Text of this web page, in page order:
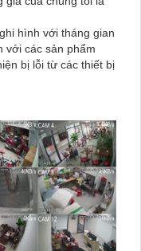
hình với tháng gian
với các sản phẩm
bị lỗi từ các thiết bị